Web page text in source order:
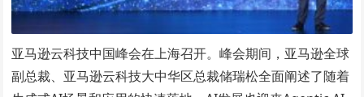
亚马逊云科技中国峰会在上海召开。峰会期间，亚马逊全球
副总裁、亚马逊云科技大中华区总裁储瑞松全面阐述了随着